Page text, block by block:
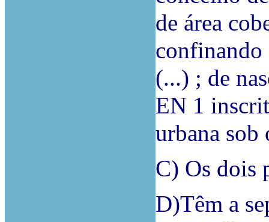
de área
confinando
(...) ; de
EN 1
urbana sob
C) Os dois
D)Têm a